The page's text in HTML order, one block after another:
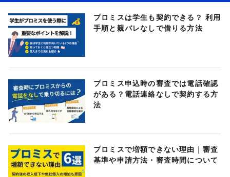
プロミスは学生も契約できる？ 利用
手順と親バレなしで借りる方法
プロミス申込時の審査では電話確認
がある？電話連絡なしで契約する方
法
プロミスで増額できない理由｜審査
基準や申請方法・審査時間について